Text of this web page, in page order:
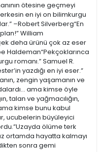
ötesine geçmeyi
en iyi on bilimkurgu
–Robert Silverberg“En
William
deha ürünü çok az eser
Haldeman“Pekçoklarınca
romanı.” Samuel R.
yazdığı en iyi eser.”
zengin yaşamanın ve
ama kimse öyle
talan ve yağmacılığın,
kimse bunu kabul
ucubelerin büyüleyici
ölüme terk
ortamda hayatta kalmayı
sonra gemi